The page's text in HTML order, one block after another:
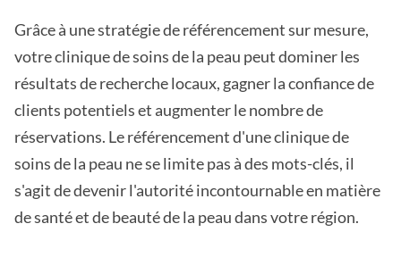
Grâce à une stratégie de référencement sur mesure,
votre clinique de soins de la peau peut dominer les
résultats de recherche locaux, gagner la confiance de
clients potentiels et augmenter le nombre de
réservations. Le référencement d'une clinique de
soins de la peau ne se limite pas à des mots-clés, il
s'agit de devenir l'autorité incontournable en matière
de santé et de beauté de la peau dans votre région.